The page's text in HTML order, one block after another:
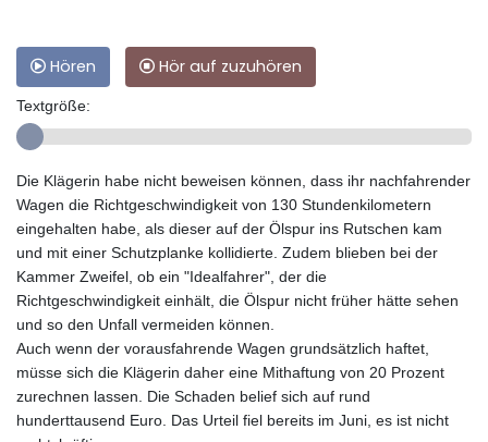
Hören Hör auf zuzuhören
Textgröße:
Die Klägerin habe nicht beweisen können, dass ihr nachfahrender
Wagen die Richtgeschwindigkeit von 130 Stundenkilometern
eingehalten habe, als dieser auf der Ölspur ins Rutschen kam
und mit einer Schutzplanke kollidierte. Zudem blieben bei der
Kammer Zweifel, ob ein "Idealfahrer", der die
Richtgeschwindigkeit einhält, die Ölspur nicht früher hätte sehen
und so den Unfall vermeiden können.
Auch wenn der vorausfahrende Wagen grundsätzlich haftet,
müsse sich die Klägerin daher eine Mithaftung von 20 Prozent
zurechnen lassen. Die Schaden belief sich auf rund
hunderttausend Euro. Das Urteil fiel bereits im Juni, es ist nicht